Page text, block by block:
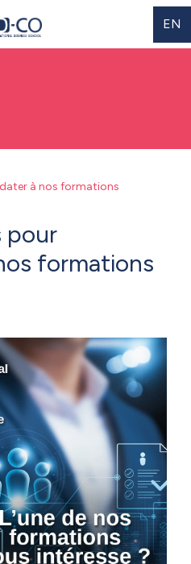
EN
à nos formations
pour
formations